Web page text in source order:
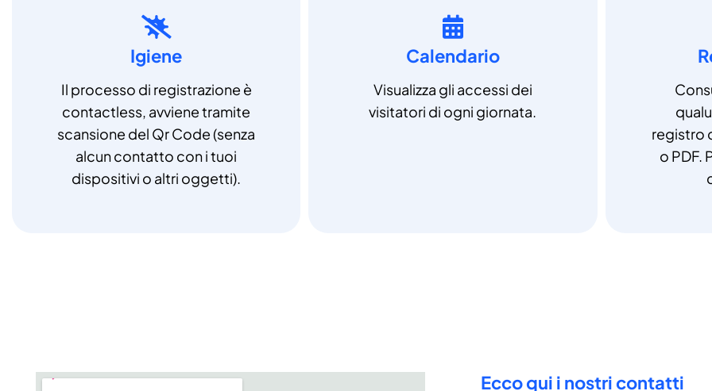
Igiene
Il processo di registrazione è
contactless, avviene tramite
scansione del Qr Code (senza
alcun contatto con i tuoi
dispositivi o altri oggetti).
Calendario
Visualizza gli accessi dei
visitatori di ogni giornata.
registro
o PDF.
Ecco qui i nostri contatti